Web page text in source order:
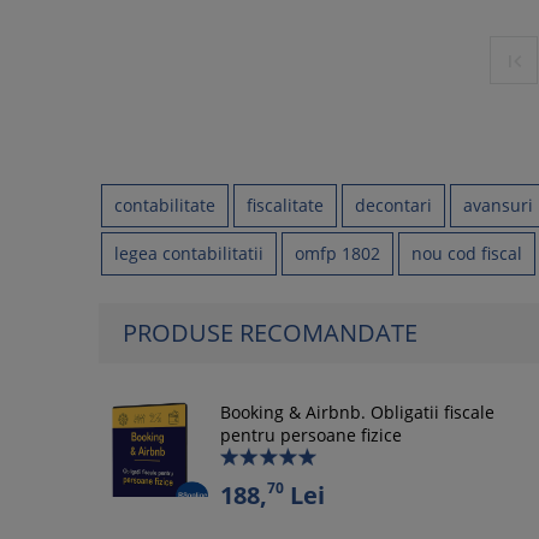
contabilitate fiscalitate decontari avansuri
legea contabilitatii omfp 1802 nou cod fiscal
PRODUSE RECOMANDATE
Booking & Airbnb. Obligatii fiscale
pentru persoane fizice
188,70 Lei